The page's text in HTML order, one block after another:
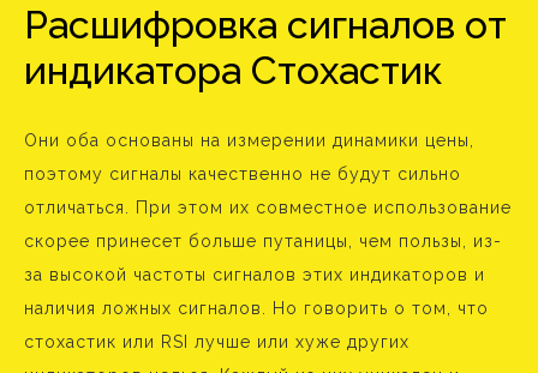
Расшифровка сигналов от
индикатора Стохастик
Они оба основаны на измерении динамики цены,
поэтому сигналы качественно не будут сильно
отличаться. При этом их совместное использование
скорее принесет больше путаницы, чем пользы, из-
за высокой частоты сигналов этих индикаторов и
наличия ложных сигналов. Но говорить о том, что
стохастик или RSI лучше или хуже других